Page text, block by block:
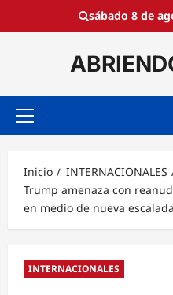
sábado 8 de
Menú
Inicio
INTERNACIONALES
Trump amenaza con
en medio de nueva
INTERNACIONALES